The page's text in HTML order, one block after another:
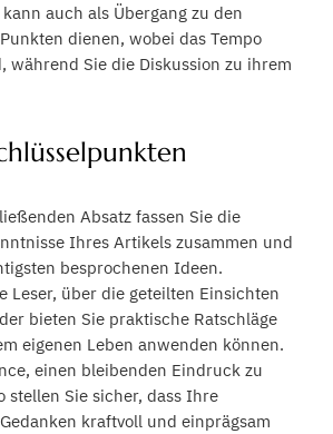
auch als Übergang zu den
dienen, wobei das Tempo
während Sie die Diskussion zu ihrem
Absatz fassen Sie die
Ihres Artikels zusammen und
besprochenen Ideen.
Leser, über die geteilten Einsichten
bieten Sie praktische Ratschläge
eigenen Leben anwenden können.
einen bleibenden Eindruck zu
stellen Sie sicher, dass Ihre
kraftvoll und einprägsam